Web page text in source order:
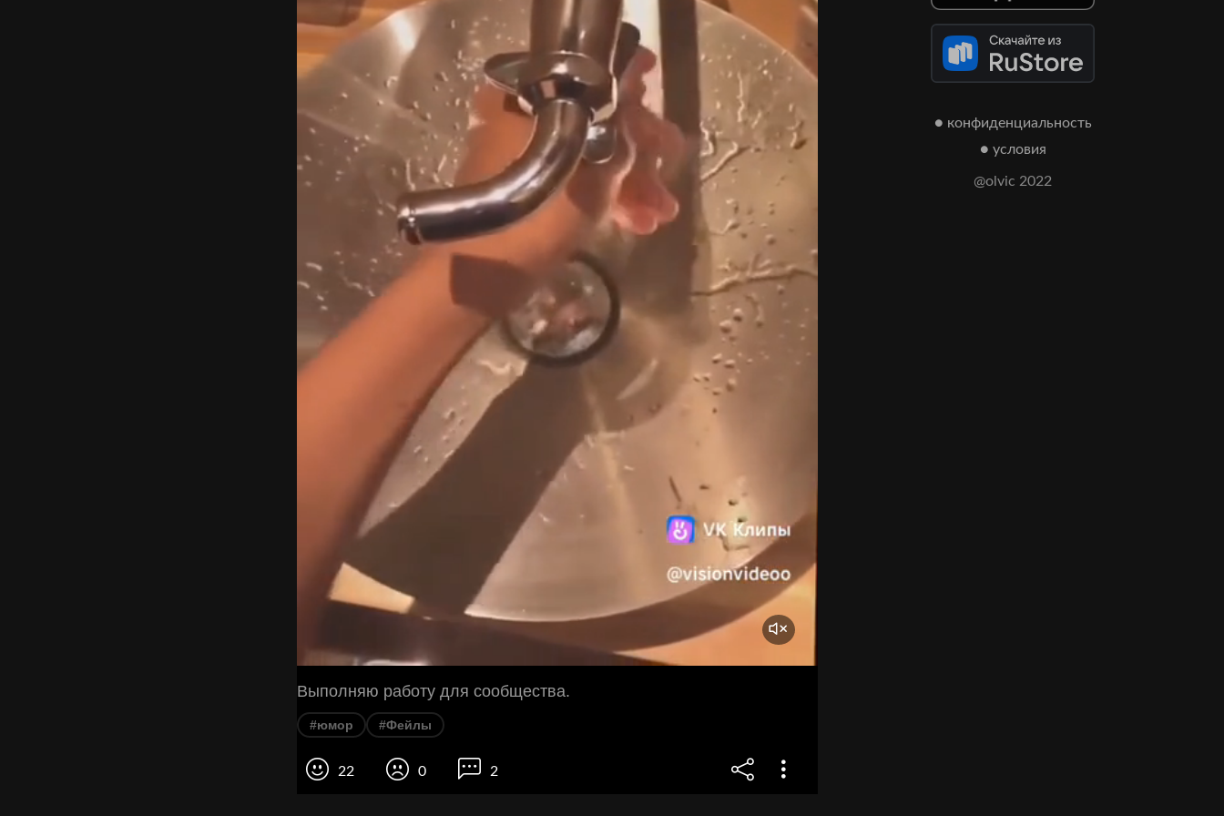
Выполняю работу для сообщества.
#юмор #Фейлы
22 0 2
● конфиденциальность
● условия
@olvic 2022